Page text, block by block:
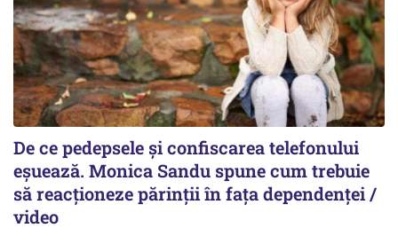
De ce pedepsele și confiscarea telefonului
eșuează. Monica Sandu spune cum trebuie
să reacționeze părinții în fața dependenței /
video